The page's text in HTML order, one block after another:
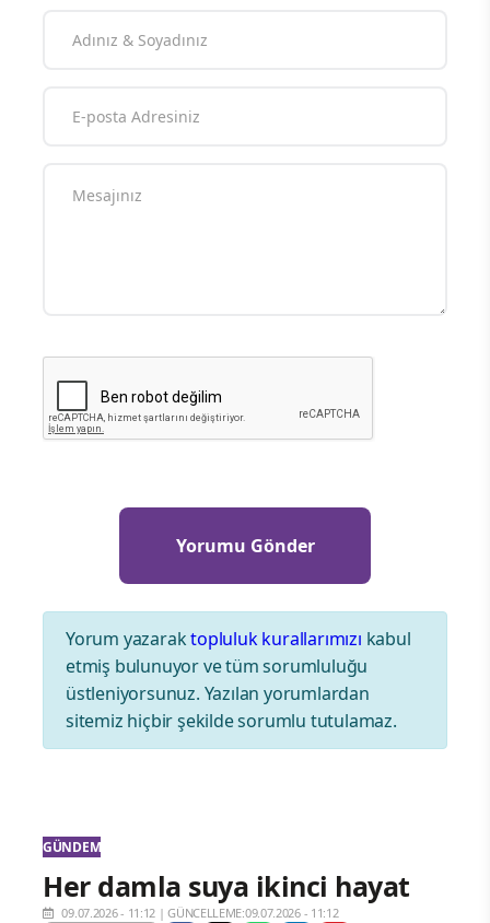
Yorum yazaraktopluluk kurallarımızı kabul
etmiş bulunuyor ve tüm sorumluluğu
üstleniyorsunuz. Yazılan yorumlardan
sitemiz hiçbir şekilde sorumlu tutulamaz.
GÜNDEM
Her damla suya ikinci hayat
09.07.2026 - 11:12 |GÜNCELLEME:09.07.2026 - 11:12